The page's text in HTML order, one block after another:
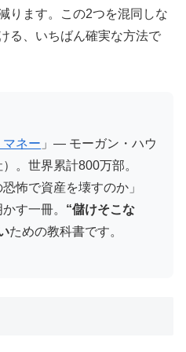
ます。この2つを混同しな
る、いちばん確実な方法で
ネー 」— モーガン・ハウ
。世界累計800万部。
怖で資産を壊すのか」
す一冊。 “儲けそこな
ための教科書です。